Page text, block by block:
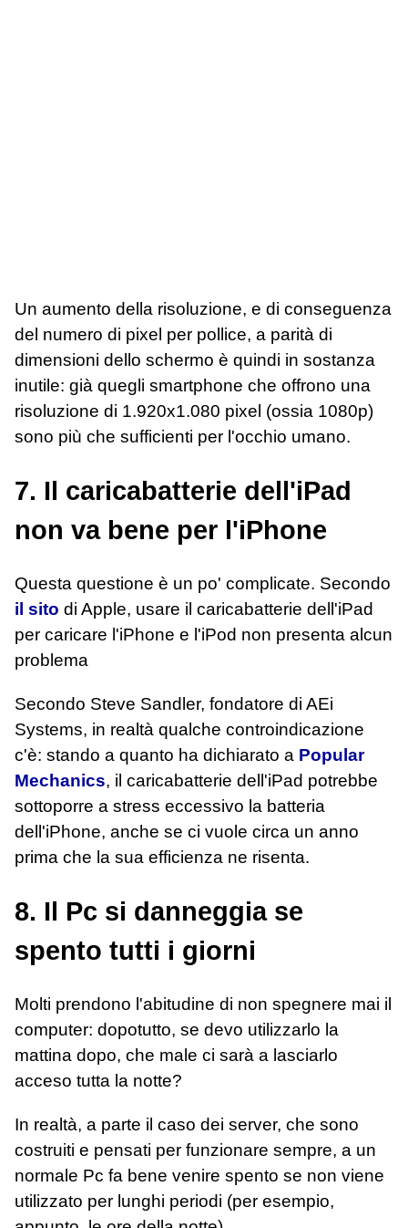
Un aumento della risoluzione, e di conseguenza
del numero di pixel per pollice, a parità di
dimensioni dello schermo è quindi in sostanza
inutile: già quegli smartphone che offrono una
risoluzione di 1.920x1.080 pixel (ossia 1080p)
sono più che sufficienti per l'occhio umano.
7. Il caricabatterie dell'iPad
non va bene per l'iPhone
Questa questione è un po' complicate. Secondo
il sito di Apple, usare il caricabatterie dell'iPad
per caricare l'iPhone e l'iPod non presenta alcun
problema
Secondo Steve Sandler, fondatore di AEi
Systems, in realtà qualche controindicazione
c'è: stando a quanto ha dichiarato a Popular
Mechanics, il caricabatterie dell'iPad potrebbe
sottoporre a stress eccessivo la batteria
dell'iPhone, anche se ci vuole circa un anno
prima che la sua efficienza ne risenta.
8. Il Pc si danneggia se
spento tutti i giorni
Molti prendono l'abitudine di non spegnere mai il
computer: dopotutto, se devo utilizzarlo la
mattina dopo, che male ci sarà a lasciarlo
acceso tutta la notte?
In realtà, a parte il caso dei server, che sono
costruiti e pensati per funzionare sempre, a un
normale Pc fa bene venire spento se non viene
utilizzato per lunghi periodi (per esempio,